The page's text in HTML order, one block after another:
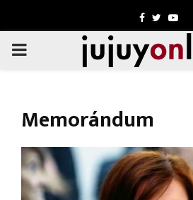
Facebook
Twitter
PRIMARY
Memorándum